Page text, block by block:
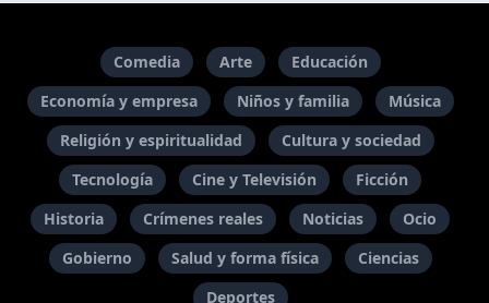
Comedia Arte
Educación
Economía y empresa
Niños y familia
Música
Religión y espiritualidad
Cultura y sociedad
Tecnología
Cine y Televisión
Ficción
Historia
Crímenes reales Noticias
Ocio
Gobierno
Salud y forma física
Ciencias
Deportes